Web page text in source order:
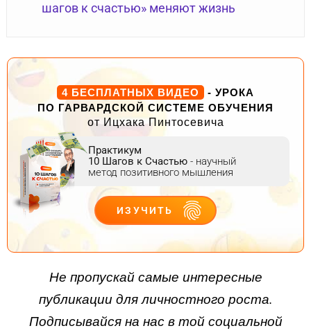
шагов к счастью» меняют жизнь
4 БЕСПЛАТНЫХ ВИДЕО
- УРОКА
ПО ГАРВАРДСКОЙ СИСТЕМЕ ОБУЧЕНИЯ
от Ицхака Пинтосевича
Практикум
10 Шагов к Счастью - научный
метод позитивного мышления
ИЗУЧИТЬ
Не пропускай самые интересные
публикации для личностного роста.
Подписывайся на нас в той социальной